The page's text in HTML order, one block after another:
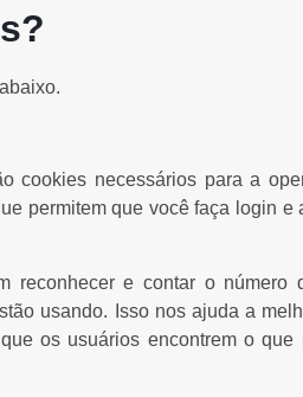
cookies necessários para a
permitem que você faça login
reconhecer e contar o número
usando. Isso nos ajuda a
os usuários encontrem o